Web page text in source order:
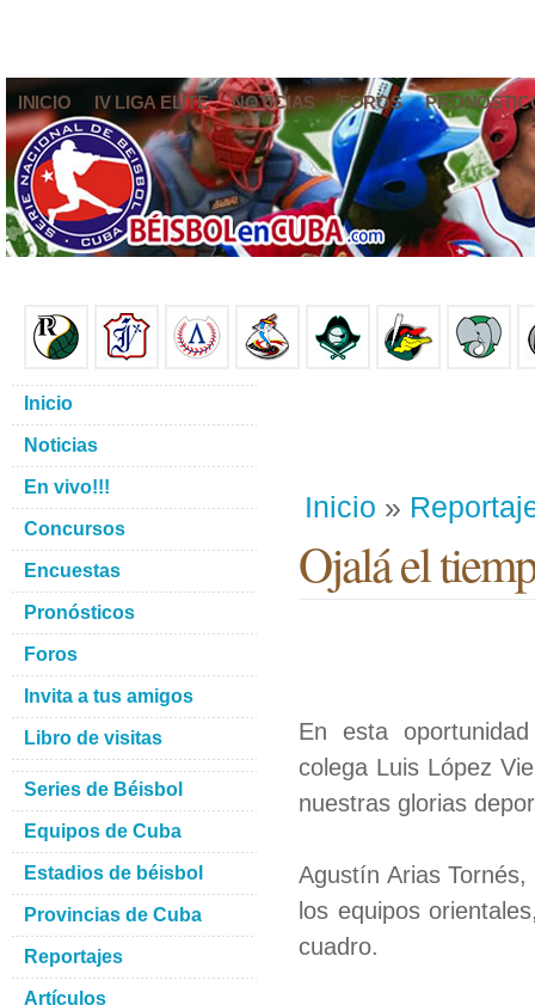
INICIO IV LIGA ELITE NOTICIAS FOROS
Inicio »
Ojalá el
En esta
colega Luis López
nuestras glorias
Agustín Arias
los equipos
cuadro.
Inicio
Noticias
En vivo!!!
Concursos
Encuestas
Pronósticos
Foros
Invita a tus amigos
Libro de visitas
Series de Béisbol
Equipos de Cuba
Estadios de béisbol
Provincias de Cuba
Reportajes
Artículos